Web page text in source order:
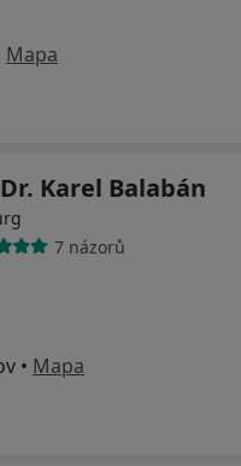
Mapa
Karel Balabán
7 názorů
• Mapa